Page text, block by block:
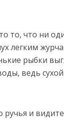
то, что ни
легким
рыбки
ведь
ручья и